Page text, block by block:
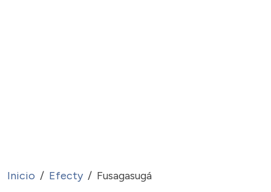
Inicio Efecty Fusagasugá